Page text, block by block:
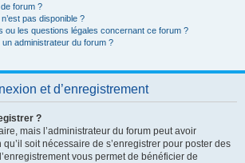
forum ?
pas disponible ?
ou les questions légales concernant ce forum ?
administrateur du forum ?
et d’enregistrement
?
mais l’administrateur du forum peut avoir
soit nécessaire de s’enregistrer pour poster des
vous permet de bénéficier de